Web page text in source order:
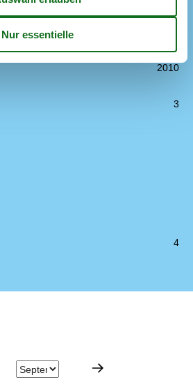
140
1
2010
3
4